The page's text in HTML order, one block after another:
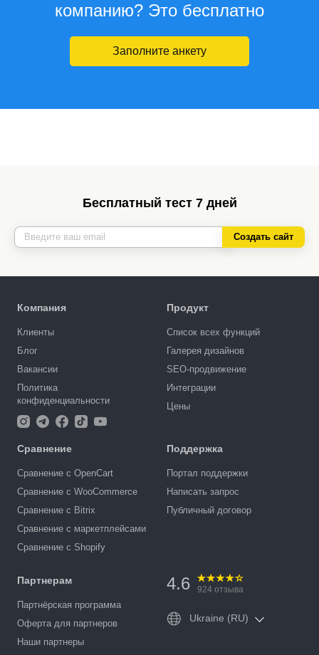
компанию? Это бесплатно
Заполните анкету
Бесплатный тест 7 дней
Создать сайт
Компания
Клиенты
Блог
Вакансии
Политика
конфиденциальности
Продукт
Список всех функций
Галерея дизайнов
SEO-продвижение
Интеграции
Цены
Сравнение
Сравнение с OpenCart
Сравнение с WooCommerce
Сравнение с Bitrix
Сравнение с маркетплейсами
Сравнение с Shopify
Поддержка
Портал поддержки
Написать запрос
Публичный договор
Партнерам
Партнёрская программа
Оферта для партнеров
Наши партнеры
4.6 924 отзыва
Ukraine (RU)